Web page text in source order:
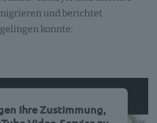
und berichtet
konnte:
Ihre Zustimmung,